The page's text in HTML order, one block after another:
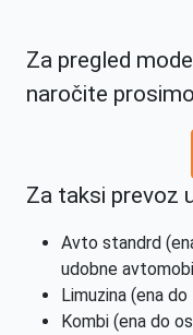
Za pregled
naročite
Za taksi prevoz
Avto standrd
udobne
Limuzina (ena
Kombi (ena do